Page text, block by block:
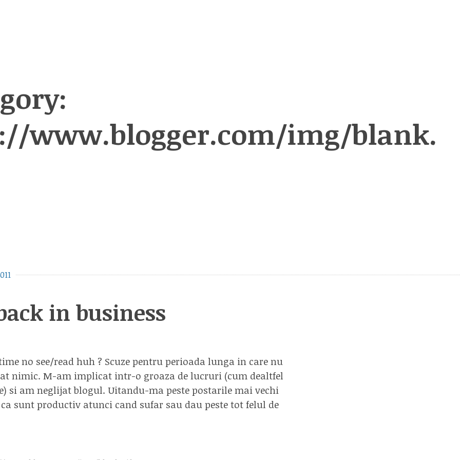
www.blogger.com/img/blank.
in business
no see/read huh ? Scuze pentru perioada lunga in care nu
nimic. M-am implicat intr-o groaza de lucruri (cum dealtfel
si am neglijat blogul. Uitandu-ma peste postarile mai vechi
sunt productiv atunci cand sufar sau dau peste tot felul de